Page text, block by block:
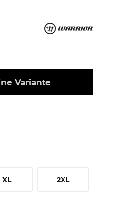
Variante
XL 2XL